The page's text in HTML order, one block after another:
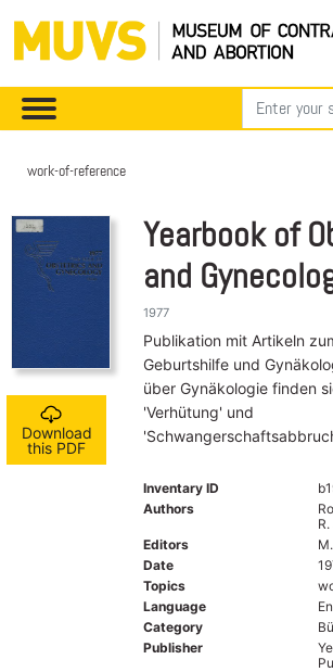
work-of-reference
Download
this PDF
Yearbook of
and
1977
Publikation mit Artikeln
Geburtshilfe und
über Gynäkologie finden
'Verhütung' und
Inventary ID
Authors
Editors
Date
Topics
Language
Category
Publisher